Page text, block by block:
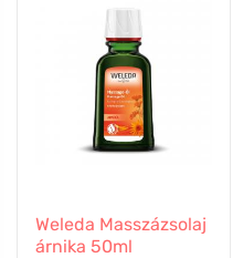
Weleda Masszázsolaj
árnika 50ml